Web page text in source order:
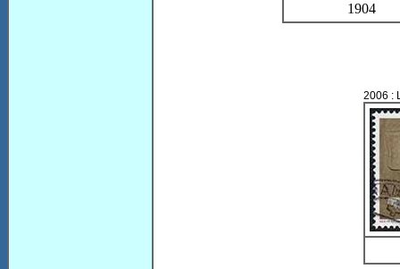
1904
2006 :